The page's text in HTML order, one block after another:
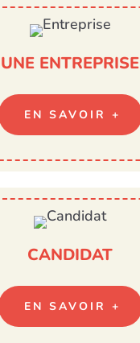
UNE ENTREPRISE
EN SAVOIR +
CANDIDAT
EN SAVOIR +